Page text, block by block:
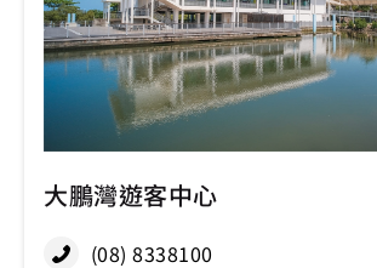
大鵬灣遊客中心
(08) 8338100